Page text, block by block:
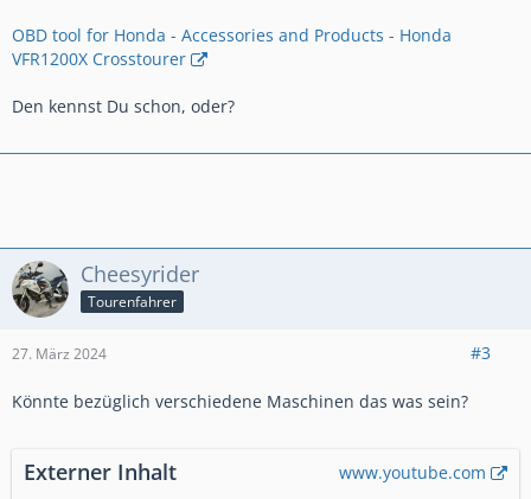
OBD tool for Honda - Accessories and Products - Honda
VFR1200X Crosstourer
Den kennst Du schon, oder?
Cheesyrider
Tourenfahrer
27. März 2024 #3
Könnte bezüglich verschiedene Maschinen das was sein?
Externer Inhalt
www.youtube.com